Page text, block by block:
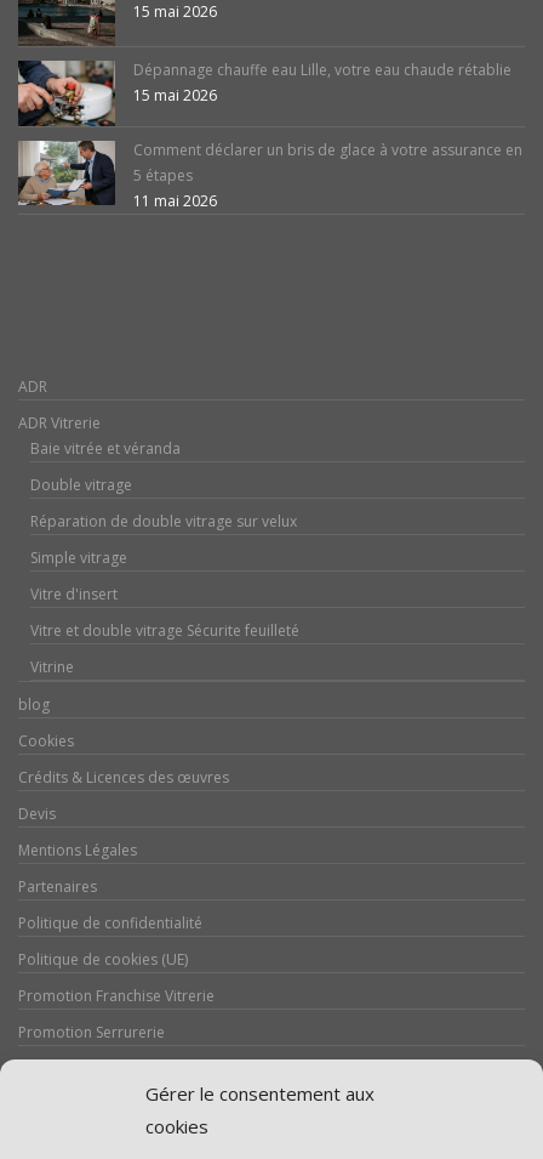
Gérer le consentement aux
cookies
15 mai 2026
Dépannage chauffe eau Lille, votre eau chaude rétablie
15 mai 2026
Comment déclarer un bris de glace à votre assurance en
5 étapes
11 mai 2026
ADR
ADR Vitrerie
Baie vitrée et véranda
Double vitrage
Réparation de double vitrage sur velux
Simple vitrage
Vitre d'insert
Vitre et double vitrage Sécurite feuilleté
Vitrine
blog
Cookies
Crédits & Licences des œuvres
Devis
Mentions Légales
Partenaires
Politique de confidentialité
Politique de cookies (UE)
Promotion Franchise Vitrerie
Promotion Serrurerie